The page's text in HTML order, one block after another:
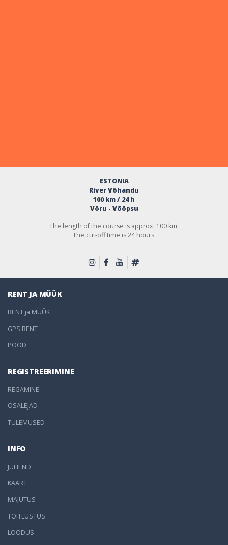
ESTONIA
River Võhandu
100 km / 24 h
Võru - Võõpsu
The length of the course is approx. 100 km.
The cut-off time is 24 hours.
RENT JA MÜÜK
RENT ja MÜÜK
GPS RENT
POOD
REGISTREERIMINE
REGAMINE
OSALEJAD
TULEMUSED
INFO
JUHEND
KAART
MAJUTUS
TOITLUSTUS
LOODUS